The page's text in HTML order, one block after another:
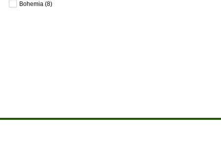
Bohemia (8)